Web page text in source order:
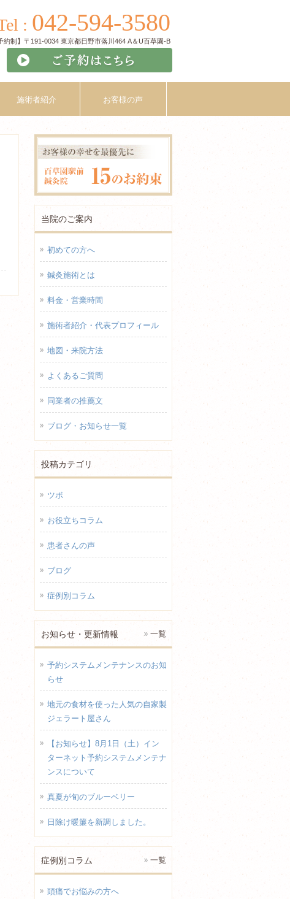
: 042-594-3580
約制】〒191-0034 東京都日野市落川464 A＆U百草園-B
施術者紹介 お客様の声
当院のご案内
初めての方へ
鍼灸施術とは
料金・営業時間
施術者紹介・代表プロフィール
地図・来院方法
よくあるご質問
同業者の推薦文
ブログ・お知らせ一覧
投稿カテゴリ
ツボ
お役立ちコラム
患者さんの声
ブログ
症例別コラム
お知らせ・更新情報 一覧
予約システムメンテナンスのお知
らせ
地元の食材を使った人気の自家製
ジェラート屋さん
【お知らせ】8月1日（土）イン
ターネット予約システムメンテナ
ンスについて
真夏が旬のブルーベリー
日除け暖簾を新調しました。
症例別コラム 一覧
頭痛でお悩みの方へ